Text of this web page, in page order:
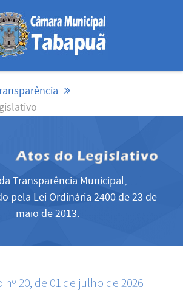
Transparência Municipal,
pela Lei Ordinária 2400 de 23 de
maio de 2013.
nº 20, de 01 de julho de 2026